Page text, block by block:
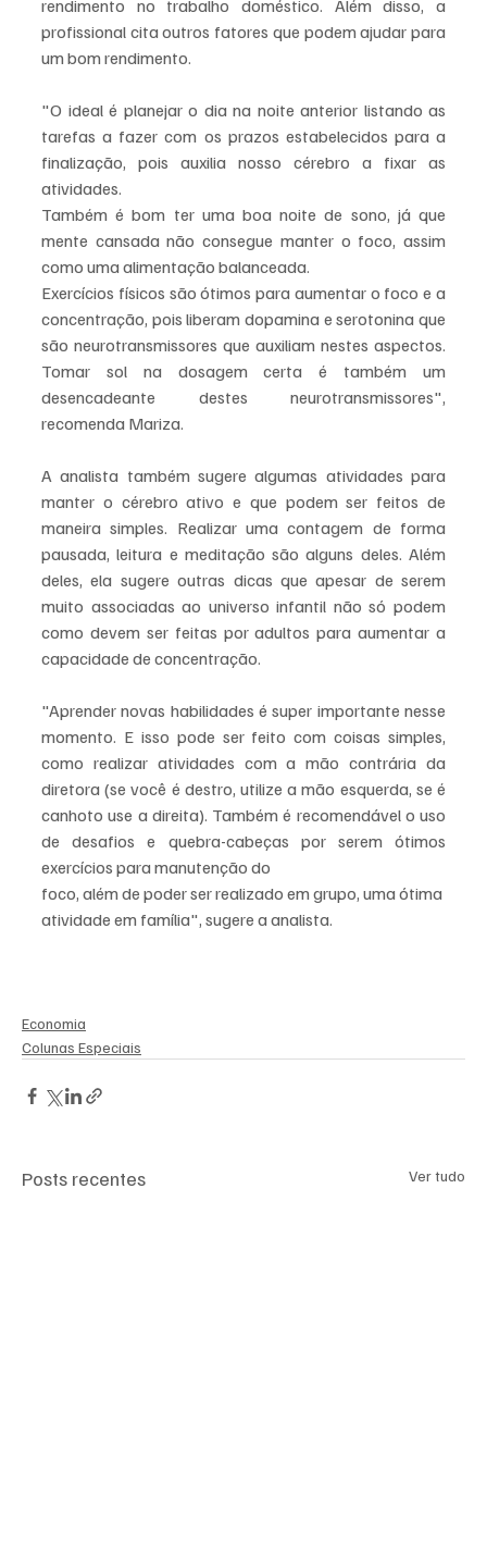
rendimento no trabalho doméstico. Além disso, a
profissional cita outros fatores que podem ajudar para
um bom rendimento.
"O ideal é planejar o dia na noite anterior listando as
tarefas a fazer com os prazos estabelecidos para a
finalização, pois auxilia nosso cérebro a fixar as
atividades.
Também é bom ter uma boa noite de sono, já que
mente cansada não consegue manter o foco, assim
como uma alimentação balanceada.
Exercícios físicos são ótimos para aumentar o foco e a
concentração, pois liberam dopamina e serotonina que
são neurotransmissores que auxiliam nestes aspectos.
Tomar sol na dosagem certa é também um
desencadeante destes neurotransmissores",
recomenda Mariza.
A analista também sugere algumas atividades para
manter o cérebro ativo e que podem ser feitos de
maneira simples. Realizar uma contagem de forma
pausada, leitura e meditação são alguns deles. Além
deles, ela sugere outras dicas que apesar de serem
muito associadas ao universo infantil não só podem
como devem ser feitas por adultos para aumentar a
capacidade de concentração.
"Aprender novas habilidades é super importante nesse
momento. E isso pode ser feito com coisas simples,
como realizar atividades com a mão contrária da
diretora (se você é destro, utilize a mão esquerda, se é
canhoto use a direita). Também é recomendável o uso
de desafios e quebra-cabeças por serem ótimos
exercícios para manutenção do
foco, além de poder ser realizado em grupo, uma ótima
atividade em família", sugere a analista.
Economia
Colunas Especiais
Posts recentes Ver tudo